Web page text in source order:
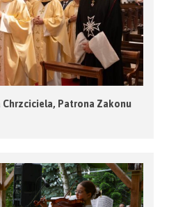
Chrzciciela, Patrona Zakonu